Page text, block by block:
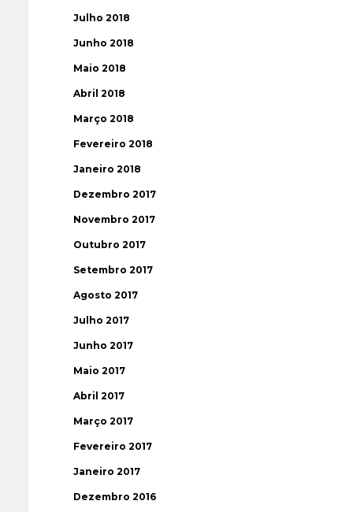
Julho 2018
Junho 2018
Maio 2018
Abril 2018
Março 2018
Fevereiro 2018
Janeiro 2018
Dezembro 2017
Novembro 2017
Outubro 2017
Setembro 2017
Agosto 2017
Julho 2017
Junho 2017
Maio 2017
Abril 2017
Março 2017
Fevereiro 2017
Janeiro 2017
Dezembro 2016